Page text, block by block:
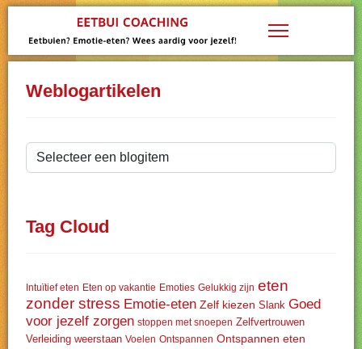
Weblogartikelen
Tag Cloud
Intuïtief eten Eten op vakantie Emoties Gelukkig zijn eten
zonder stress Emotie-eten Zelf kiezen Slank Goed
voor jezelf zorgen stoppen met snoepen Zelfvertrouwen
Verleiding weerstaan Voelen Ontspannen Ontspannen eten